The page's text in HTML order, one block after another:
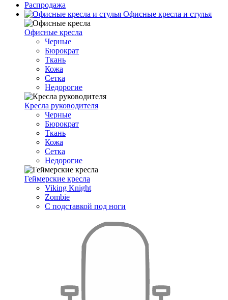
Распродажа
Офисные кресла и стулья
Офисные кресла
Черные
Бюрократ
Ткань
Кожа
Сетка
Недорогие
Кресла руководителя
Черные
Бюрократ
Ткань
Кожа
Сетка
Недорогие
Геймерские кресла
Viking Knight
Zombie
С подставкой под ноги